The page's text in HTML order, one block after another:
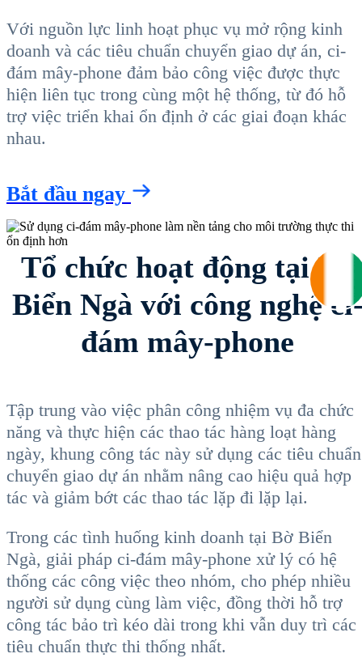
Với nguồn lực linh hoạt phục vụ mở rộng kinh
doanh và các tiêu chuẩn chuyển giao dự án, ci-
đám mây-phone đảm bảo công việc được thực
hiện liên tục trong cùng một hệ thống, từ đó hỗ
trợ việc triển khai ổn định ở các giai đoạn khác
nhau.
Bắt đầu ngay
Tổ chức hoạt động tại Bờ
Biển Ngà với công nghệ
đám mây-phone
Tập trung vào việc phân công nhiệm vụ đa chức
năng và thực hiện các thao tác hàng loạt hàng
ngày, khung công tác này sử dụng các tiêu chuẩn
chuyển giao dự án nhằm nâng cao hiệu quả hợp
tác và giảm bớt các thao tác lặp đi lặp lại.
Trong các tình huống kinh doanh tại Bờ Biển
Ngà, giải pháp ci-đám mây-phone xử lý có hệ
thống các công việc theo nhóm, cho phép nhiều
người sử dụng cùng làm việc, đồng thời hỗ trợ
công tác bảo trì kéo dài trong khi vẫn duy trì các
tiêu chuẩn thực thi thống nhất.